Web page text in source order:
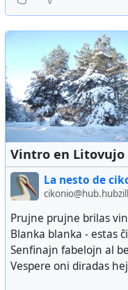
Antaŭ kelkaj tagoj mi
da neĝo:
Vintro en Litovujo
La nesto de
Prujne prujne brilas
Blanka blanka - estas
Senfinajn fabelojn al
Vespere oni diradas